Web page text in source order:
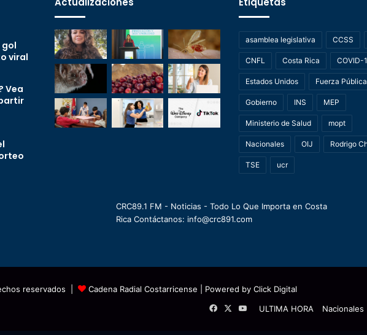
gol
viral
Vea
asamblea legislativa CCSS
CNFL Costa Rica COVID-
Estados Unidos Fuerza Pública
Gobierno INS MEP
Ministerio de Salud mopt
Nacionales OIJ Rodrigo
TSE ucr
CRC89.1 FM - Noticias - Todo Lo Que Importa en Costa
Rica Contáctanos: info@crc891.com
reservados | Cadena Radial Costarricense | Powered by Click Digital
ULTIMA HORA
Nacionales
Facebook
X YouTube